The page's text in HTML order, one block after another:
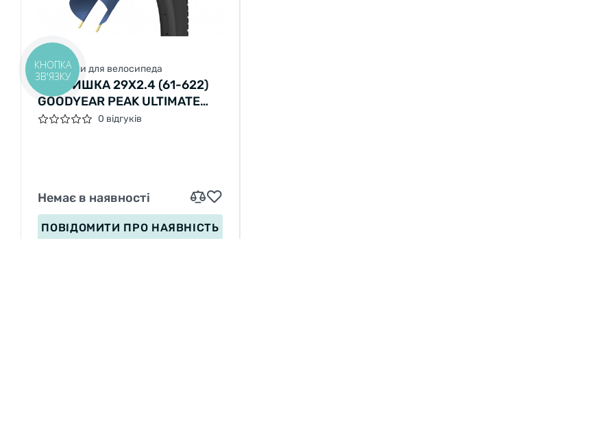
Покришки для велосипеда
ПОКРИШКА 29X2.4 (61-622)
GOODYEAR PEAK ULTIMATE
TUBELESS COMPLETE, BLACK
0 відгуків
Немає в наявності
ПОВІДОМИТИ ПРО НАЯВНІСТЬ
КНОПКА
ЗВ'ЯЗКУ